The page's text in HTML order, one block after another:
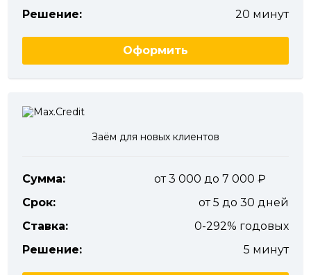
Решение:
20 минут
Оформить
Заём для новых клиентов
Сумма:
от 3 000 до 7 000
Срок:
от 5 до 30 дней
Ставка:
0-292% годовых
Решение:
5 минут